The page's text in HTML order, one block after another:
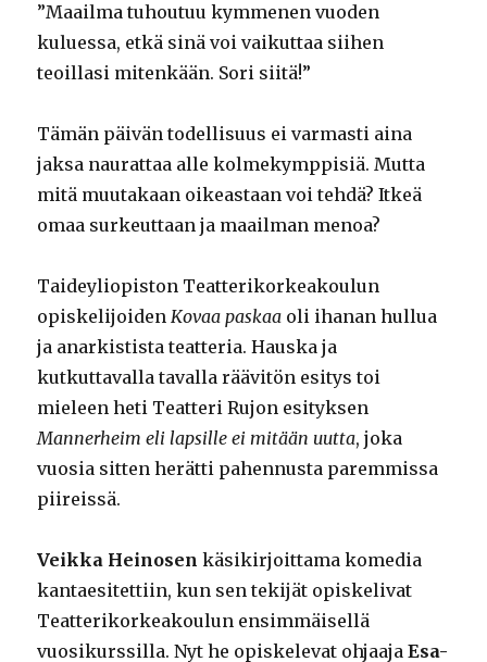
”Maailma tuhoutuu kymmenen vuoden
kuluessa, etkä sinä voi vaikuttaa siihen
teoillasi mitenkään. Sori siitä!”
Tämän päivän todellisuus ei varmasti aina
jaksa naurattaa alle kolmekymppisiä. Mutta
mitä muutakaan oikeastaan voi tehdä? Itkeä
omaa surkeuttaan ja maailman menoa?
Taideyliopiston Teatterikorkeakoulun
opiskelijoidenKovaa paskaa oli ihanan hullua
ja anarkistista teatteria. Hauska ja
kutkuttavalla tavalla räävitön esitys toi
mieleen heti Teatteri Rujon esityksen
Mannerheim eli lapsille ei mitään uutta, joka
vuosia sitten herätti pahennusta paremmissa
piireissä.
Veikka Heinosen käsikirjoittama komedia
kantaesitettiin, kun sen tekijät opiskelivat
Teatterikorkeakoulun ensimmäisellä
vuosikurssilla. Nyt he opiskelevat ohjaajaEsa-